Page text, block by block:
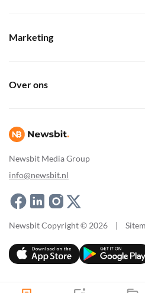
Newsbit Media Group
info@newsbit.nl
Marketing
Over ons
Newsbit Copyright © 2026 |